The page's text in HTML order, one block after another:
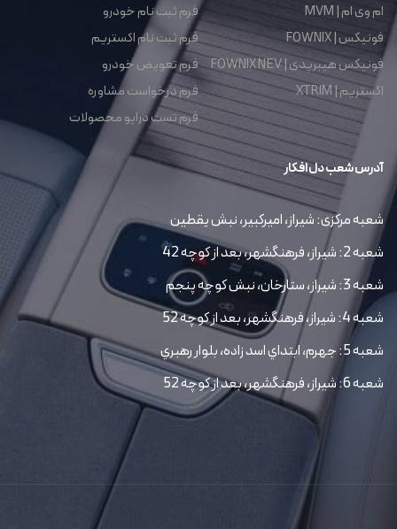
ام وی ام | MVM
فونیکس | FOWNIX
فونیکس هیبریدی | FOWNIX NEV
اکستریم | XTRIM
فرم ثبت نام خودرو
فرم ثبت نام اکستریم
فرم تعویض خودرو
فرم درخواست مشاوره
فرم تست درایو محصولات
آدرس شعب دل افکار
شعبه مرکزی: شیراز، امیرکبیر، نبش یقطین
شعبه 2: شیراز، فرهنگشهر، بعد از کوچه 42
شعبه 3: شیراز، ستارخان، نبش کوچه پنجم
شعبه 4: شیراز، فرهنگشهر، بعد از کوچه 52
شعبه 5: جهرم، ابتداي اسد زاده، بلوار رهبري
شعبه 6: شیراز، فرهنگشهر، بعد از کوچه 52